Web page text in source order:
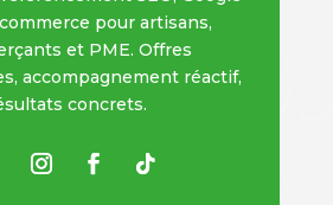
pour artisans,
et PME. Offres
accompagnement réactif,
concrets.